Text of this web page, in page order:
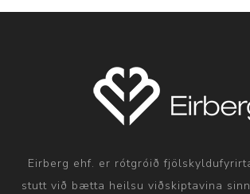
Eirberg ehf. er rótgróið
stutt við bætta heilsu viðskiptavina